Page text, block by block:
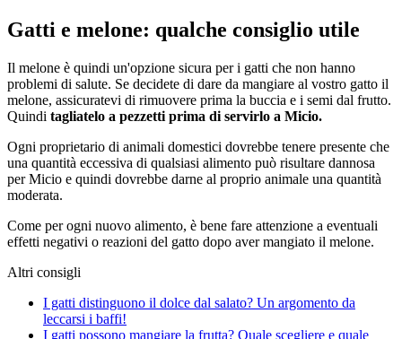
Gatti e melone: qualche consiglio utile
Il melone è quindi un'opzione sicura per i gatti che non hanno
problemi di salute. Se decidete di dare da mangiare al vostro gatto il
melone, assicuratevi di rimuovere prima la buccia e i semi dal frutto.
Quindi tagliatelo a pezzetti prima di servirlo a Micio.
Ogni proprietario di animali domestici dovrebbe tenere presente che
una quantità eccessiva di qualsiasi alimento può risultare dannosa
per Micio e quindi dovrebbe darne al proprio animale una quantità
moderata.
Come per ogni nuovo alimento, è bene fare attenzione a eventuali
effetti negativi o reazioni del gatto dopo aver mangiato il melone.
Altri consigli
I gatti distinguono il dolce dal salato? Un argomento da
leccarsi i baffi!
I gatti possono mangiare la frutta? Quale scegliere e quale